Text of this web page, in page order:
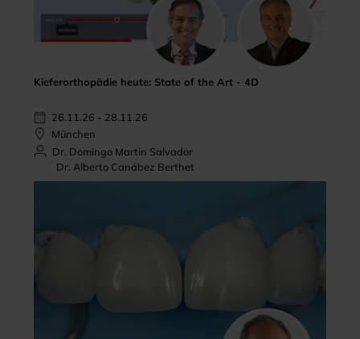
Kieferorthopädie heute: State of the Art - 4D
26.11.26 - 28.11.26
München
Dr. Domingo Martin Salvador
Dr. Alberto Canábez Berthet